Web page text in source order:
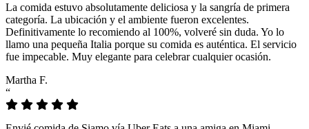
La comida estuvo absolutamente deliciosa y la sangría de primera
categoría. La ubicación y el ambiente fueron excelentes.
Definitivamente lo recomiendo al 100%, volveré sin duda. Yo lo
llamo una pequeña Italia porque su comida es auténtica. El servicio
fue impecable. Muy elegante para celebrar cualquier ocasión.
Martha F.
“